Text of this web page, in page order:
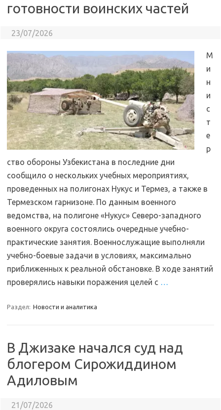
готовности воинских частей
23/07/2026
М
и
н
и
с
т
е
р
ство обороны Узбекистана в последние дни
сообщило о нескольких учебных мероприятиях,
проведенных на полигонах Нукус и Термез, а также в
Термезском гарнизоне. По данным военного
ведомства, на полигоне «Нукус» Северо-западного
военного округа состоялись очередные учебно-
практические занятия. Военнослужащие выполняли
учебно-боевые задачи в условиях, максимально
приближенных к реальной обстановке. В ходе занятий
проверялись навыки поражения целей с …
Раздел: Новости и аналитика
В Джизаке начался суд над
блогером Сирожиддином
Адиловым
21/07/2026